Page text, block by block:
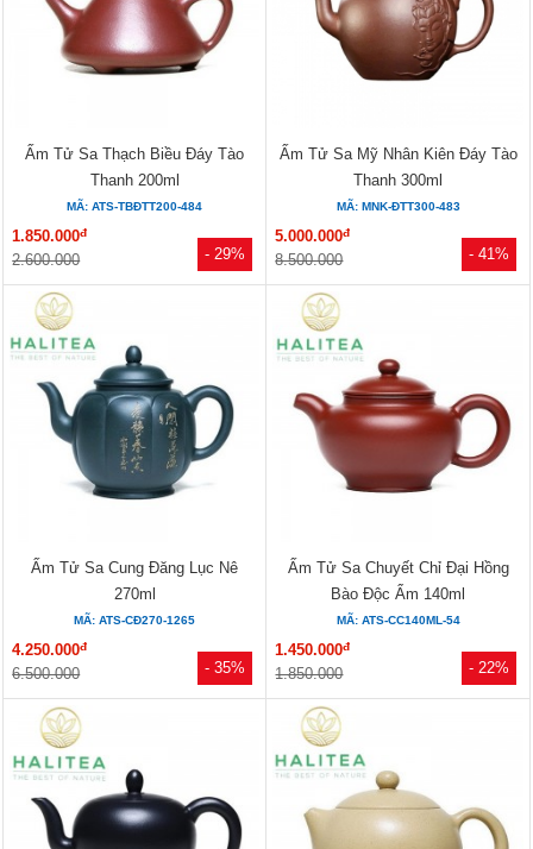
- 29%
Ấm Tử Sa Thạch Biều Đáy Tào
Thanh 200ml
MÃ: ATS-TBĐTT200-484
1.850.000đ
2.600.000 - 41%
Ấm Tử Sa Mỹ Nhân Kiên Đáy Tào
Thanh 300ml
MÃ: MNK-ĐTT300-483
5.000.000đ
8.500.000
- 35%
Ấm Tử Sa Cung Đăng Lục Nê
270ml
MÃ: ATS-CĐ270-1265
4.250.000đ
6.500.000 - 22%
Ấm Tử Sa Chuyết Chỉ Đại Hồng
Bào Độc Ẩm 140ml
MÃ: ATS-CC140ML-54
1.450.000đ
1.850.000